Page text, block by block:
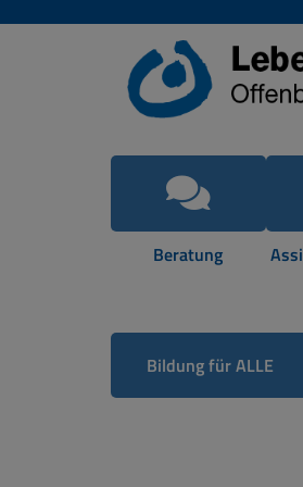
Beratung
Bildung für ALLE